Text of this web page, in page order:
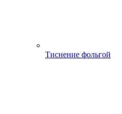
Тиснение фольгой